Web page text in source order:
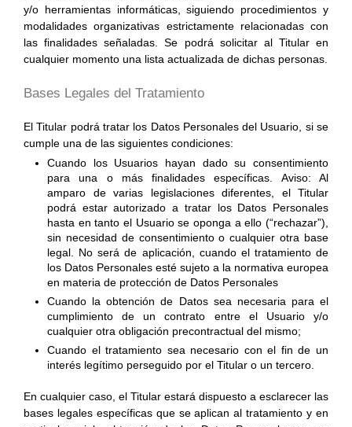
y/o herramientas informáticas, siguiendo procedimientos y
modalidades organizativas estrictamente relacionadas con
las finalidades señaladas. Se podrá solicitar al Titular en
cualquier momento una lista actualizada de dichas personas.
Bases Legales del Tratamiento
El Titular podrá tratar los Datos Personales del Usuario, si se
cumple una de las siguientes condiciones:
Cuando los Usuarios hayan dado su consentimiento
para una o más finalidades específicas. Aviso: Al
amparo de varias legislaciones diferentes, el Titular
podrá estar autorizado a tratar los Datos Personales
hasta en tanto el Usuario se oponga a ello (“rechazar”),
sin necesidad de consentimiento o cualquier otra base
legal. No será de aplicación, cuando el tratamiento de
los Datos Personales esté sujeto a la normativa europea
en materia de protección de Datos Personales
Cuando la obtención de Datos sea necesaria para el
cumplimiento de un contrato entre el Usuario y/o
cualquier otra obligación precontractual del mismo;
Cuando el tratamiento sea necesario con el fin de un
interés legítimo perseguido por el Titular o un tercero.
En cualquier caso, el Titular estará dispuesto a esclarecer las
bases legales específicas que se aplican al tratamiento y en